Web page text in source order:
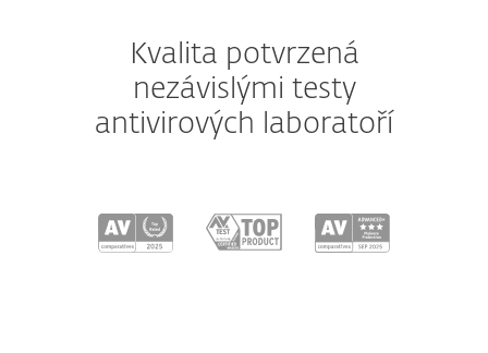
Kvalita potvrzená
nezávislými testy
antivirových laboratoří